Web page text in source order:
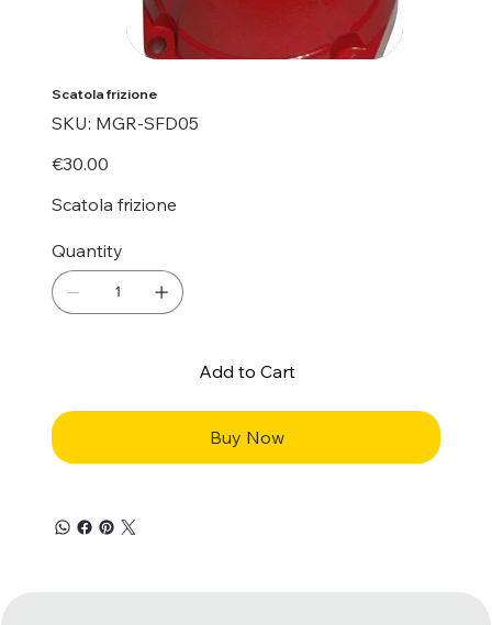
Scatola frizione
SKU: SKU
MGR-
MGR-SFD05
Price
€30.00
Scatola frizione
Quantity
Add to Cart
Buy Now